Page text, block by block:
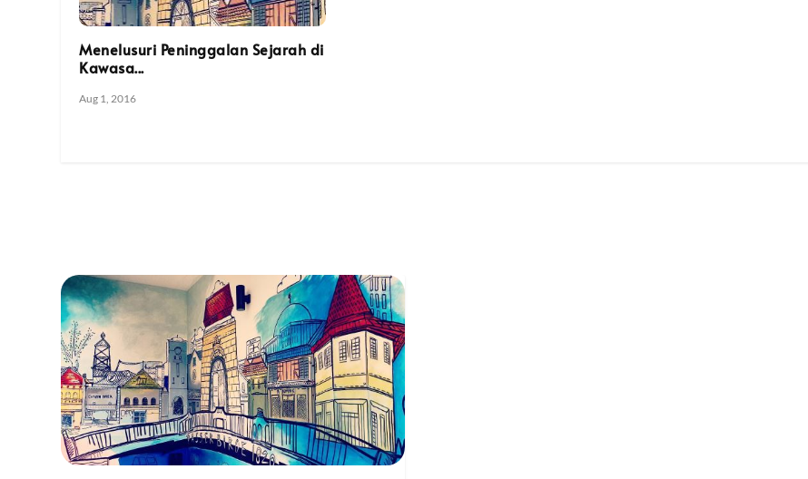
Menelusuri Peninggalan Sejarah di
Kawasa...
Aug 1, 2016